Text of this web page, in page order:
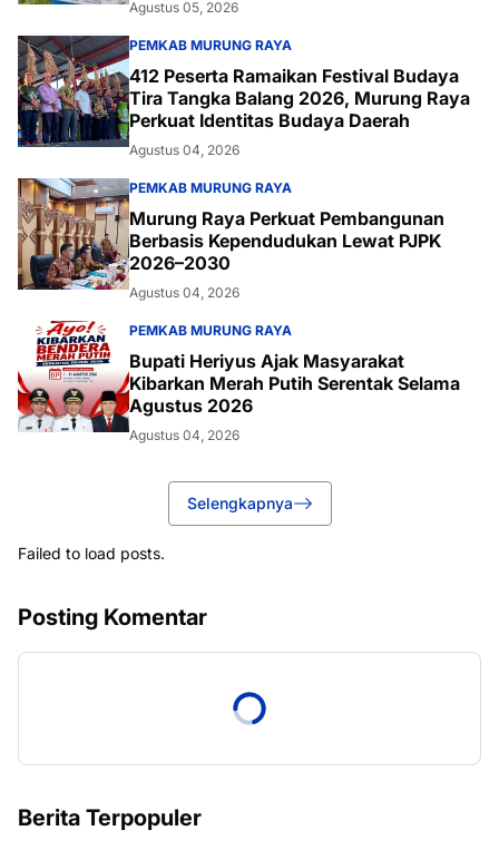
Agustus 05, 2026
PEMKAB MURUNG RAYA
412 Peserta Ramaikan Festival Budaya
Tira Tangka Balang 2026, Murung Raya
Perkuat Identitas Budaya Daerah
Agustus 04, 2026
PEMKAB MURUNG RAYA
Murung Raya Perkuat Pembangunan
Berbasis Kependudukan Lewat PJPK
2026–2030
Agustus 04, 2026
PEMKAB MURUNG RAYA
Bupati Heriyus Ajak Masyarakat
Kibarkan Merah Putih Serentak Selama
Agustus 2026
Agustus 04, 2026
Selengkapnya
Failed to load posts.
Posting Komentar
Berita Terpopuler